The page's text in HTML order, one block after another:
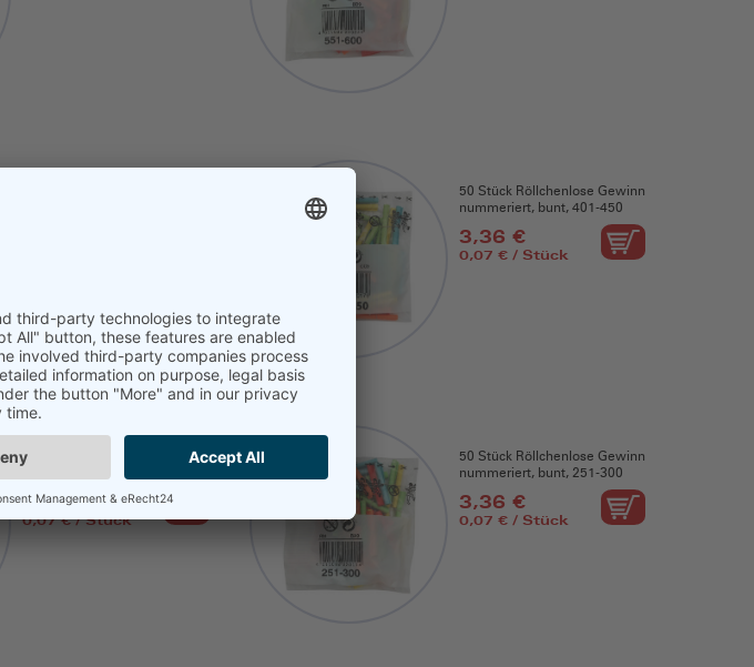
50 Stück Röllchenlose Gewinn
nummeriert, bunt, 401-450
3,36 €
0,07 € / Stück
50 Stück Röllchenlose Gewinn
nummeriert, bunt, 301-350
3,36 €
0,07 € / Stück
50 Stück Röllchenlose Gewinn
nummeriert, bunt, 251-300
3,36 €
0,07 € / Stück